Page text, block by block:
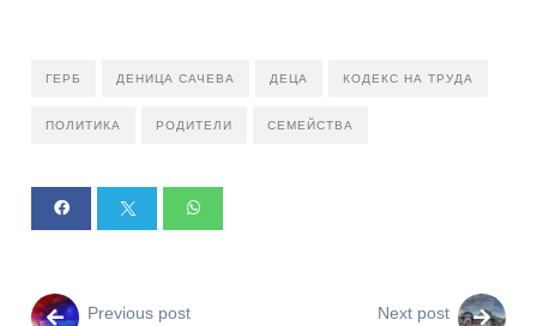
ГЕРБ ДЕНИЦА САЧЕВА ДЕЦА КОДЕКС НА ТРУДА
ПОЛИТИКА РОДИТЕЛИ СЕМЕЙСТВА
Previous post Next post